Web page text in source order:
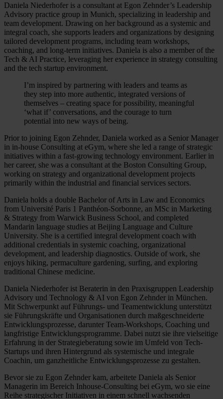
Daniela Niederhofer is a consultant at Egon Zehnder’s Leadership
Advisory practice group in Munich, specializing in leadership and
team development. Drawing on her background as a systemic and
integral coach, she supports leaders and organizations by designing
tailored development programs, including team workshops,
coaching, and long-term initiatives. Daniela is also a member of the
Tech & AI Practice, leveraging her experience in strategy consulting
and the tech startup environment.
I’m inspired by partnering with leaders and teams as
they step into more authentic, integrated versions of
themselves – creating space for possibility, meaningful
‘what if’ conversations, and the courage to turn
potential into new ways of being.
Prior to joining Egon Zehnder, Daniela worked as a Senior Manager
in in-house Consulting at eGym, where she led a range of strategic
initiatives within a fast-growing technology environment. Earlier in
her career, she was a consultant at the Boston Consulting Group,
working on strategy and organizational development projects
primarily within the industrial and financial services sectors.
Daniela holds a double Bachelor of Arts in Law and Economics
from Université Paris 1 Panthéon-Sorbonne, an MSc in Marketing
& Strategy from Warwick Business School, and completed
Mandarin language studies at Beijing Language and Culture
University. She is a certified integral development coach with
additional credentials in systemic coaching, organizational
development, and leadership diagnostics. Outside of work, she
enjoys hiking, permaculture gardening, surfing, and exploring
traditional Chinese medicine.
Daniela Niederhofer ist Beraterin in den Praxisgruppen Leadership
Advisory und Technology & AI von Egon Zehnder in München.
Mit Schwerpunkt auf Führungs- und Teamentwicklung unterstützt
sie Führungskräfte und Organisationen durch maßgeschneiderte
Entwicklungsprozesse, darunter Team-Workshops, Coaching und
langfristige Entwicklungsprogramme. Dabei nutzt sie ihre vielseitige
Erfahrung in der Strategieberatung sowie im Umfeld von Tech-
Startups und ihren Hintergrund als systemische und integrale
Coachin, um ganzheitliche Entwicklungsprozesse zu gestalten.
Bevor sie zu Egon Zehnder kam, arbeitete Daniela als Senior
Managerin im Bereich Inhouse-Consulting bei eGym, wo sie eine
Reihe strategischer Initiativen in einem schnell wachsenden